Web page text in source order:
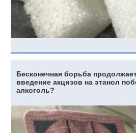
Бесконечная борьба
введение акцизов на этанол
алкоголь?